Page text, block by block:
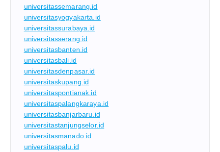
universitassemarang.id
universitasyogyakarta.id
universitassurabaya.id
universitasserang.id
universitasbanten.id
universitasbali.id
universitasdenpasar.id
universitaskupang.id
universitaspontianak.id
universitaspalangkaraya.id
universitasbanjarbaru.id
universitastanjungselor.id
universitasmanado.id
universitaspalu.id